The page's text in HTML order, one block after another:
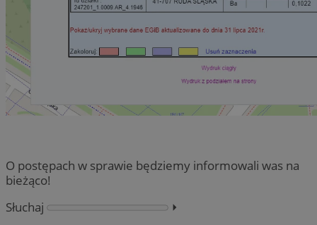
O postępach w sprawie będziemy informowali was na
bieżąco!
Słuchaj
⏵︎